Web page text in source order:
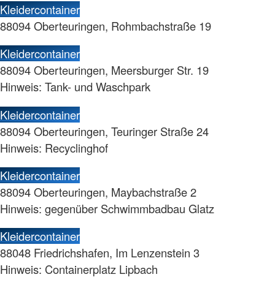
Kleidercontainer
88094 Oberteuringen, Rohmbachstraße 19
Kleidercontainer
88094 Oberteuringen, Meersburger Str. 19
Hinweis: Tank- und Waschpark
Kleidercontainer
88094 Oberteuringen, Teuringer Straße 24
Hinweis: Recyclinghof
Kleidercontainer
88094 Oberteuringen, Maybachstraße 2
Hinweis: gegenüber Schwimmbadbau Glatz
Kleidercontainer
88048 Friedrichshafen, Im Lenzenstein 3
Hinweis: Containerplatz Lipbach